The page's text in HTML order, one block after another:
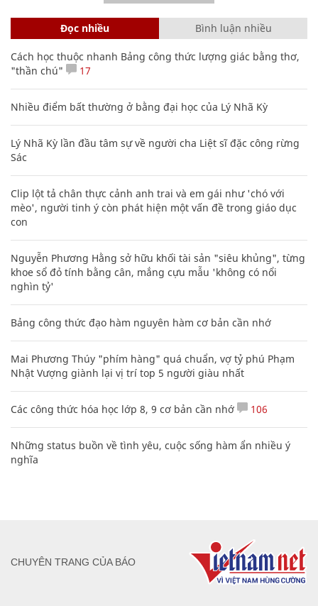
Đọc nhiều Bình luận nhiều
Cách học thuộc nhanh Bảng công thức lượng giác bằng thơ,
"thần chú"
17
Nhiều điểm bất thường ở bằng đại học của Lý Nhã Kỳ
Lý Nhã Kỳ lần đầu tâm sự về người cha Liệt sĩ đặc công rừng
Sác
Clip lột tả chân thực cảnh anh trai và em gái như 'chó với
mèo', người tinh ý còn phát hiện một vấn đề trong giáo dục
con
Nguyễn Phương Hằng sở hữu khối tài sản "siêu khủng", từng
khoe sổ đỏ tính bằng cân, mắng cựu mẫu 'không có nổi
nghìn tỷ'
Bảng công thức đạo hàm nguyên hàm cơ bản cần nhớ
Mai Phương Thúy "phím hàng" quá chuẩn, vợ tỷ phú Phạm
Nhật Vượng giành lại vị trí top 5 người giàu nhất
Các công thức hóa học lớp 8, 9 cơ bản cần nhớ 106
Những status buồn về tình yêu, cuộc sống hàm ẩn nhiều ý
nghĩa
CHUYÊN TRANG CỦA BÁO